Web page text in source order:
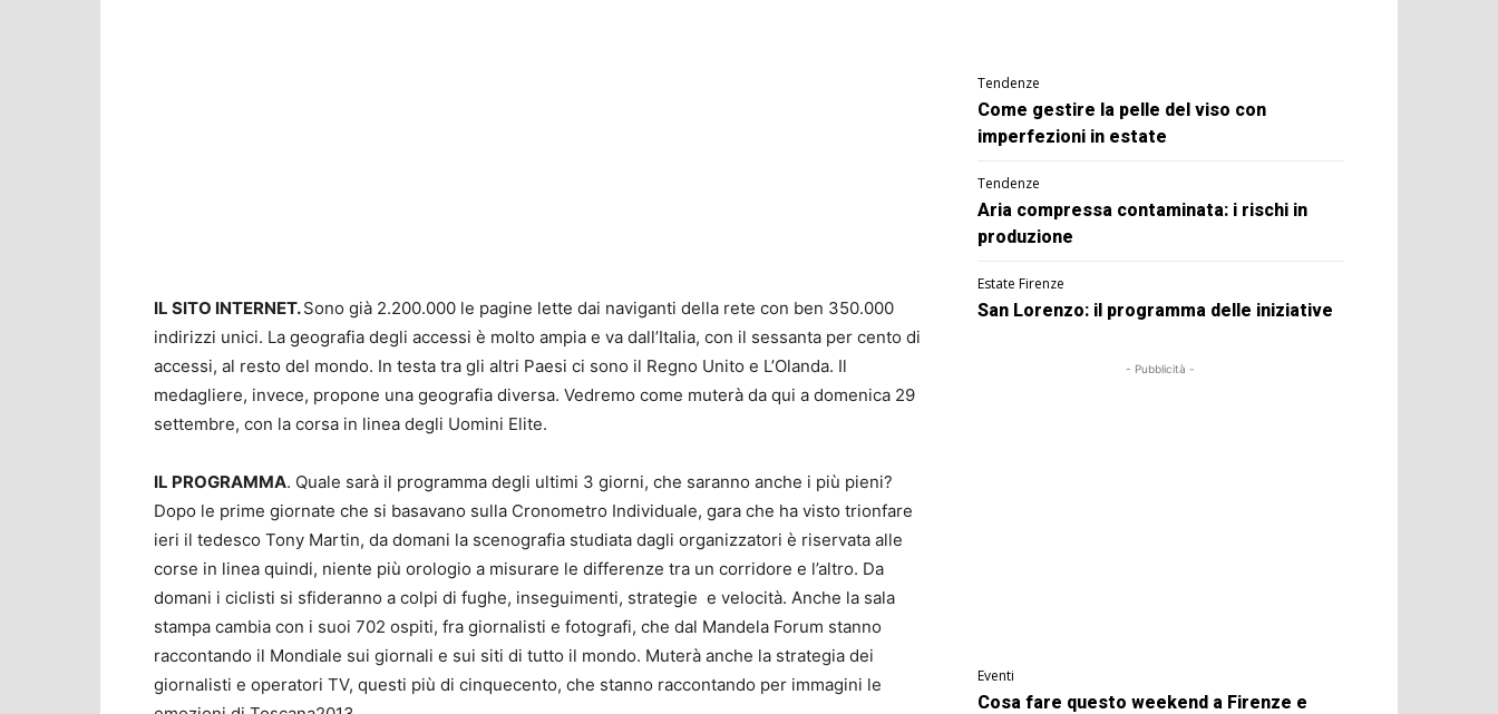
IL SITO INTERNET.Sono già 2.200.000 le pagine lette dai naviganti della rete con ben 350.000
indirizzi unici. La geografia degli accessi è molto ampia e va dall’Italia, con il sessanta per cento di
accessi, al resto del mondo. In testa tra gli altri Paesi ci sono il Regno Unito e L’Olanda. Il
medagliere, invece, propone una geografia diversa. Vedremo come muterà da qui a domenica 29
settembre, con la corsa in linea degli Uomini Elite.
IL PROGRAMMA. Quale sarà il programma degli ultimi 3 giorni, che saranno anche i più pieni?
Dopo le prime giornate che si basavano sulla Cronometro Individuale, gara che ha visto trionfare
ieri il tedesco Tony Martin, da domani la scenografia studiata dagli organizzatori è riservata alle
corse in linea quindi, niente più orologio a misurare le differenze tra un corridore e l’altro. Da
domani i ciclisti si sfideranno a colpi di fughe, inseguimenti, strategie e velocità. Anche la sala
stampa cambia con i suoi 702 ospiti, fra giornalisti e fotografi, che dal Mandela Forum stanno
raccontando il Mondiale sui giornali e sui siti di tutto il mondo. Muterà anche la strategia dei
giornalisti e operatori TV, questi più di cinquecento, che stanno raccontando per immagini le
Tendenze
Come gestire la pelle del viso con
imperfezioni in estate
Tendenze
Aria compressa contaminata: i rischi in
produzione
Estate Firenze
San Lorenzo: il programma delle iniziative
- Pubblicità -
Eventi
Cosa fare questo weekend a Firenze e